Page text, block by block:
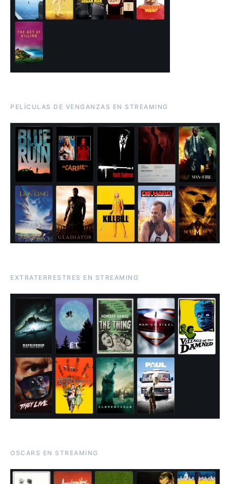
PELÍCULAS DE VENGANZAS EN STREAMING
EXTRATERRESTRES EN STREAMING
OSCARS EN STREAMING